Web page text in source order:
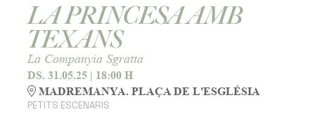
LA PRINCESA AMB
TEXANS
La Companyia Sgratta
DS. 31.05.25 | 18:00 H
MADREMANYA. PLAÇA DE L'ESGLÉSIA
PETITS ESCENARIS